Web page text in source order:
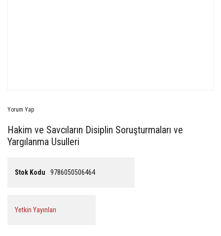
Yorum Yap
Hakim ve Savcıların Disiplin Soruşturmaları ve
Yargılanma Usulleri
Stok Kodu 9786050506464
Yetkin Yayınları